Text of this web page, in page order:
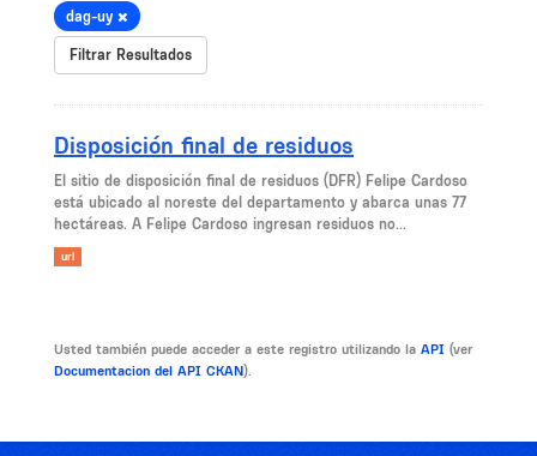
dag-uy
Filtrar Resultados
Disposición final de residuos
El sitio de disposición final de residuos (DFR) Felipe Cardoso
está ubicado al noreste del departamento y abarca unas 77
hectáreas. A Felipe Cardoso ingresan residuos no...
url
Usted también puede acceder a este registro utilizando la API (ver
Documentacion del API CKAN).